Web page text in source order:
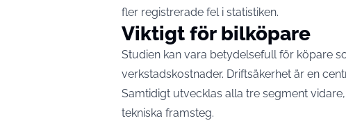
fler registrerade fel i statistiken.
Viktigt för bilköpare
Studien kan vara betydelsefull för köpare
verkstadskostnader. Driftsäkerhet är en
Samtidigt utvecklas alla tre segment
tekniska framsteg.